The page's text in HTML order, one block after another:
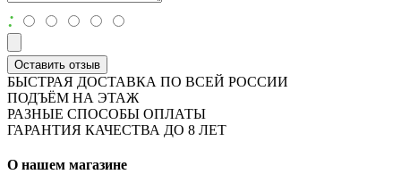
:
Оставить отзыв
БЫСТРАЯ ДОСТАВКА ПО ВСЕЙ РОССИИ
ПОДЪЁМ НА ЭТАЖ
РАЗНЫЕ СПОСОБЫ ОПЛАТЫ
ГАРАНТИЯ КАЧЕСТВА ДО 8 ЛЕТ
О нашем магазине